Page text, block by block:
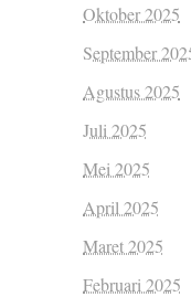
Oktober 2025
September
Agustus 2025
Juli 2025
Mei 2025
April 2025
Maret 2025
Februari 2025